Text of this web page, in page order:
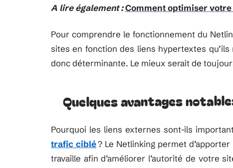
A lire également :Comment optimiser
Pour comprendre le fonctionnement du
sites en fonction des liens hypertextes
donc déterminante. Le mieux serait de
Quelques avantages
Pourquoi les liens externes sont-ils
trafic ciblé? Le Netlinking permet
travaille afin d’améliorer l’autorité de votre